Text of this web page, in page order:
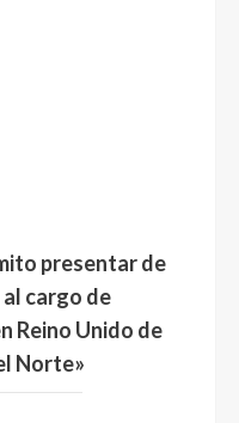
presentar de
cargo de
Reino Unido de
Norte»